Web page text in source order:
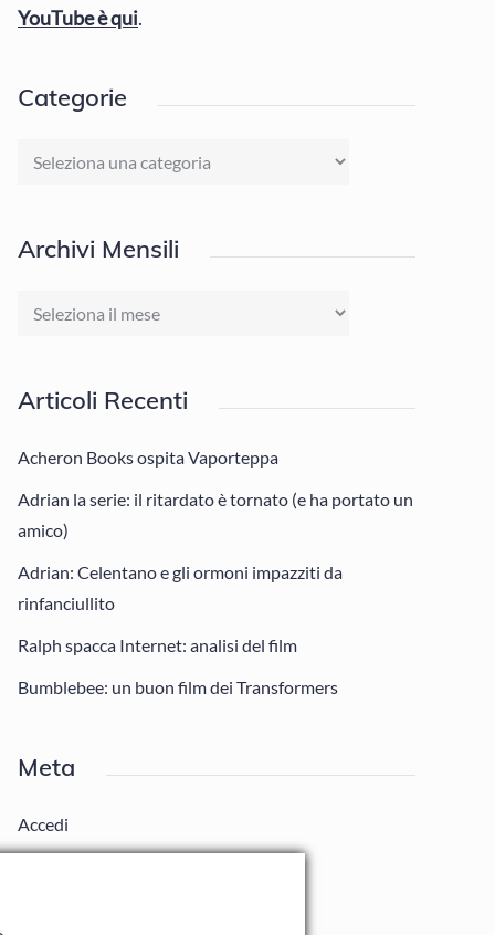
YouTube è qui.
Categorie
Categorie
Archivi Mensili
Archivi
Articoli Recenti
Acheron Books ospita Vaporteppa
Adrian la serie: il ritardato è tornato (e ha portato un
amico)
Adrian: Celentano e gli ormoni impazziti da
rinfanciullito
Ralph spacca Internet: analisi del film
Bumblebee: un buon film dei Transformers
Meta
Accedi